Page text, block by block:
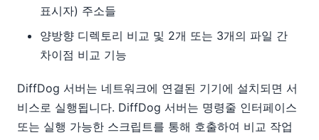
표시자) 주소들
양방향 디렉토리 비교 및 2개 또는 3개의 파일 간
차이점 비교 기능
DiffDog 서버는 네트워크에 연결된 기기에 설치되면 서
비스로 실행됩니다. DiffDog 서버는 명령줄 인터페이스
또는 실행 가능한 스크립트를 통해 호출하여 비교 작업